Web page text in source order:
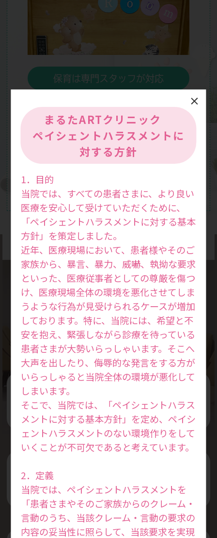
まるたARTクリニック
ペイシェントハラスメントに
対する方針
1．目的
当院では、すべての患者さまに、より良い
医療を安心して受けていただくために、
「ペイシェントハラスメントに対する基本
方針」を策定しました。
近年、医療現場において、患者様やそのご
家族から、暴言、暴力、威嚇、執拗な要求
といった、医療従事者としての尊厳を傷つ
け、医療現場全体の環境を悪化させてしま
うような行為が見受けられるケースが増加
しております。特に、当院には、希望と不
安を抱え、緊張しながら診療を待っている
患者さまが大勢いらっしゃいます。そこへ
大声を出したり、侮辱的な発言をする方が
いらっしゃると当院全体の環境が悪化して
しまいます。
そこで、当院では、「ペイシェントハラス
メントに対する基本方針」を定め、ペイシ
ェントハラスメントのない環境作りをして
いくことが不可欠であると考えています。
2．定義
当院では、ペイシェントハラスメントを
「患者さまやそのご家族からのクレーム・
言動のうち、当該クレーム・言動の要求の
内容の妥当性に照らして、当該要求を実現
保育は専門スタッフが対応
診療方針
Medical
Treatment Policy
女性の本来持っている力を活かした
治療を行います
プライベートと仕事を両立できる
治療スケジュールを考えます